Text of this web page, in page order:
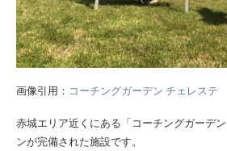
画像引用： コーチングガーデン チェレステ
赤城エリア近くにある「コーチングガーデ
ンが完備された施設です。